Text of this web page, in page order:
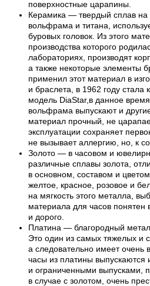
поверхностные царапины.
Керамика — твердый сплав на
вольфрама и титана,
буровых головок. Из этого
производства которого
лабораториях, производят
а также некоторые элементы
применил этот материал в
и браслета, в 1962 году стала
модель DiaStar,в данное
вольфрама выпускают и
материал прочный, не
эксплуатации сохраняет
не вызывает аллергию, но, к
Золото — в часовом и
различные сплавы золота,
в основном, составом и
желтое, красное, розовое и
на мягкость этого металла,
материала для часов понятен
и дорого.
Платина — благородный
Это один из самых тяжелых и
а следовательно имеет очень
часы из платины
и ограниченными выпусками,
в случае с золотом, очень